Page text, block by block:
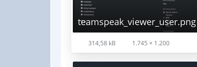
teamspeak_viewer_user.png
314,58 kB 1.745 × 1.200